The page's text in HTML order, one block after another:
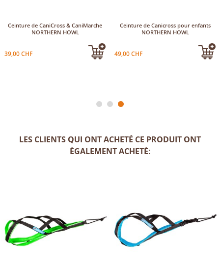
Ceinture de CaniCross & CaniMarche
NORTHERN HOWL
39,00 CHF
Ceinture de Canicross pour enfants
NORTHERN HOWL
49,00 CHF
LES CLIENTS QUI ONT ACHETÉ CE PRODUIT ONT
ÉGALEMENT ACHETÉ: